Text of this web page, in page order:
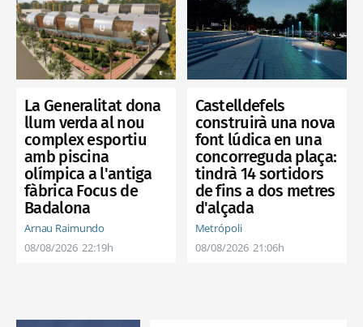
La Generalitat dona
llum verda al nou
complex esportiu
amb piscina
olímpica a l'antiga
fàbrica Focus de
Badalona
Arnau Raimundo
08/08/2026 22:19h
Castelldefels
construirà una nova
font lúdica en una
concorreguda plaça:
tindrà 14 sortidors
de fins a dos metres
d'alçada
Metrópoli
08/08/2026 21:06h